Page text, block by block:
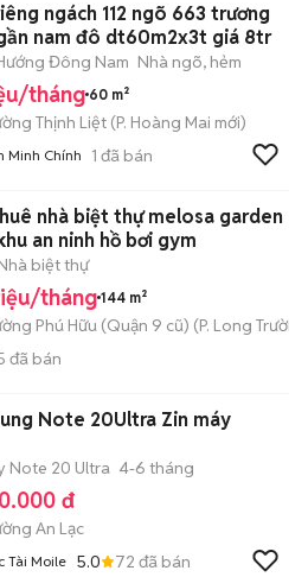
ngách 112 ngõ 663 trương
nam đô dt60m2x3t giá 8tr
Đông Nam Nhà ngõ, hẻm
tháng 60 m²
Thịnh Liệt (P. Hoàng Mai mới)
Minh Chính 1 đã bán
nhà biệt thự melosa garden
an ninh hồ bơi gym
biệt thự
tháng 144 m²
Phú Hữu (Quận 9 cũ) (P. Long Trường
đã bán
Note 20Ultra Zin máy
Note 20 Ultra 4-6 tháng
đ
An Lạc
Tài Moile 5.0 72 đã bán